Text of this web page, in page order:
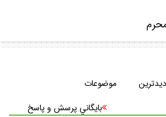
موضوعات
بايگاني پرسش و پاسخ